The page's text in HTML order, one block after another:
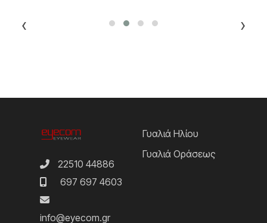
‹ ›
22510 44886
697 697 4603
info@eyecom.gr
Γυαλιά Ηλίου
Γυαλιά Οράσεως